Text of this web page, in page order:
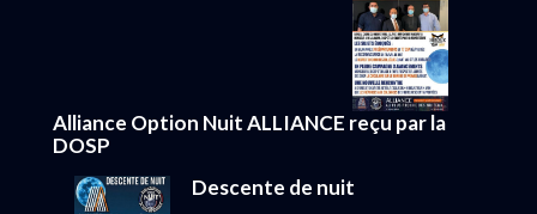
Alliance Option Nuit ALLIANCE reçu par la
DOSP
Descente de nuit